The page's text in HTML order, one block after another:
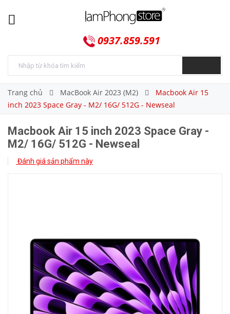
0937.859.591
Trang chủ MacBook Air 2023 (M2)
Macbook Air 15
inch 2023 Space Gray - M2/ 16G/ 512G - Newseal
Macbook Air 15 inch 2023 Space Gray -
M2/ 16G/ 512G - Newseal
Đánh giá sản phẩm này